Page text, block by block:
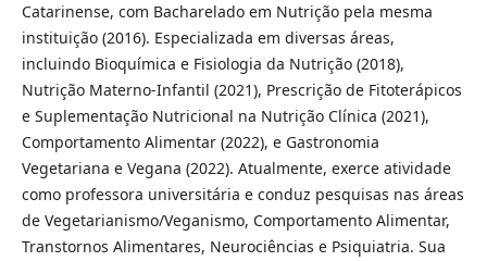
Catarinense, com Bacharelado em Nutrição pela mesma
instituição (2016). Especializada em diversas áreas,
incluindo Bioquímica e Fisiologia da Nutrição (2018),
Nutrição Materno-Infantil (2021), Prescrição de Fitoterápicos
e Suplementação Nutricional na Nutrição Clínica (2021),
Comportamento Alimentar (2022), e Gastronomia
Vegetariana e Vegana (2022). Atualmente, exerce atividade
como professora universitária e conduz pesquisas nas áreas
de Vegetarianismo/Veganismo, Comportamento Alimentar,
Transtornos Alimentares, Neurociências e Psiquiatria. Sua